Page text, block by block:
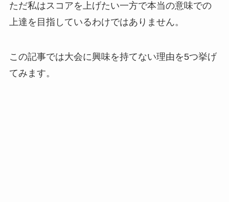
ただ私はスコアを上げたい一方で本当の意味での
上達を目指しているわけではありません。
この記事では大会に興味を持てない理由を5つ挙げ
てみます。